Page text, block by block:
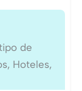
de
Hoteles,